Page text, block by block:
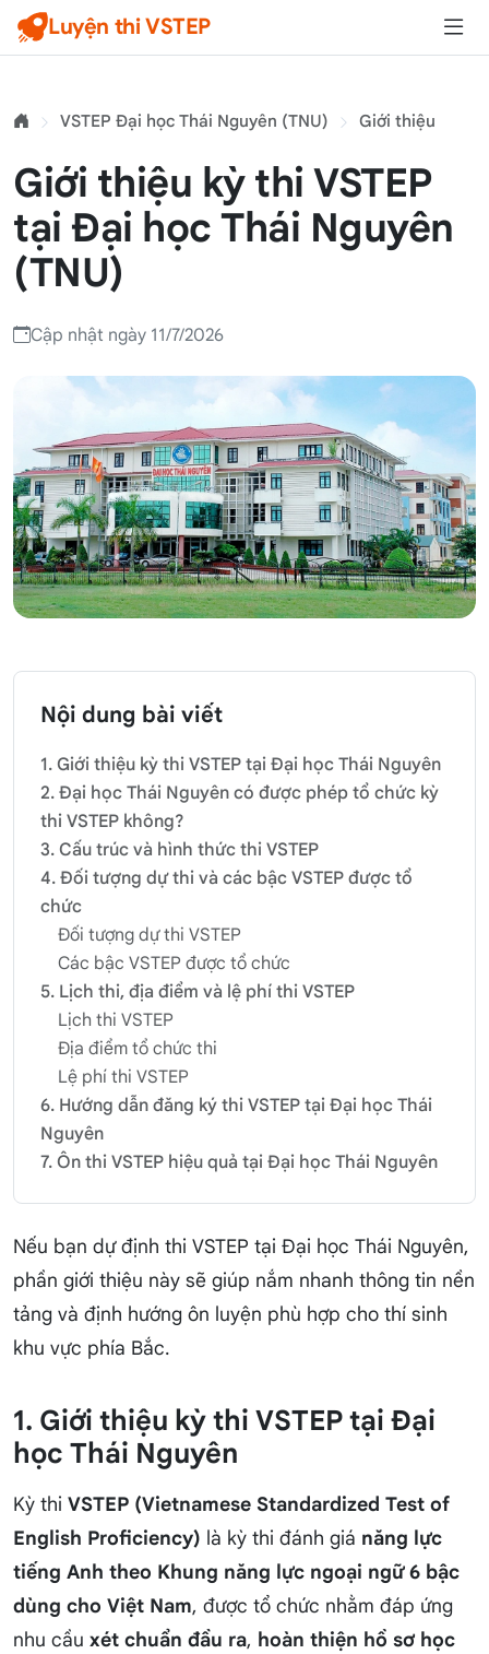
Luyện thi VSTEP
VSTEP Đại học Thái Nguyên (TNU) Giới thiệu
Giới thiệu kỳ thi VSTEP
tại Đại học Thái Nguyên
(TNU)
Cập nhật ngày 11/7/2026
Nội dung bài viết
1. Giới thiệu kỳ thi VSTEP tại Đại học Thái Nguyên
2. Đại học Thái Nguyên có được phép tổ chức kỳ
thi VSTEP không?
3. Cấu trúc và hình thức thi VSTEP
4. Đối tượng dự thi và các bậc VSTEP được tổ
chức
Đối tượng dự thi VSTEP
Các bậc VSTEP được tổ chức
5. Lịch thi, địa điểm và lệ phí thi VSTEP
Lịch thi VSTEP
Địa điểm tổ chức thi
Lệ phí thi VSTEP
6. Hướng dẫn đăng ký thi VSTEP tại Đại học Thái
Nguyên
7. Ôn thi VSTEP hiệu quả tại Đại học Thái Nguyên
Nếu bạn dự định thi VSTEP tại Đại học Thái Nguyên,
phần giới thiệu này sẽ giúp nắm nhanh thông tin nền
tảng và định hướng ôn luyện phù hợp cho thí sinh
khu vực phía Bắc.
1. Giới thiệu kỳ thi VSTEP tại Đại
học Thái Nguyên
Kỳ thi VSTEP (Vietnamese Standardized Test of
English Proficiency) là kỳ thi đánh giá năng lực
tiếng Anh theo Khung năng lực ngoại ngữ 6 bậc
dùng cho Việt Nam, được tổ chức nhằm đáp ứng
nhu cầu xét chuẩn đầu ra, hoàn thiện hồ sơ học